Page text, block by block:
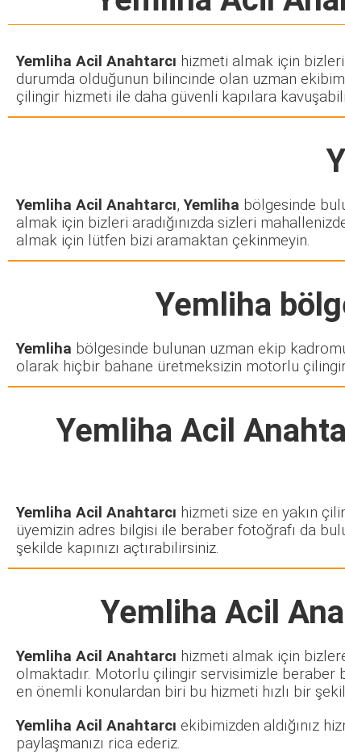
Yemliha Acil Anahtarcı hizmeti almak için
durumda olduğunun bilincinde olan uzman
çilingir hizmeti ile daha güvenli kapılara
Yemliha Acil Anahtarcı,Yemliha bölgesinde
almak için bizleri aradığınızda sizleri
almak için lütfen bizi aramaktan çekinmeyin.
Yemliha
Yemliha bölgesinde bulunan uzman ekip
olarak hiçbir bahane üretmeksizin motorlu
Yemliha Acil
Yemliha Acil Anahtarcı hizmeti size en yakın
üyemizin adres bilgisi ile beraber fotoğrafı da
şekilde kapınızı açtırabilirsiniz.
Yemliha Acil
Yemliha Acil Anahtarcı hizmeti almak için
olmaktadır. Motorlu çilingir servisimizle beraber
en önemli konulardan biri bu hizmeti hızlı bir
Yemliha Acil Anahtarcı ekibimizden aldığınız
paylaşmanızı rica ederiz.